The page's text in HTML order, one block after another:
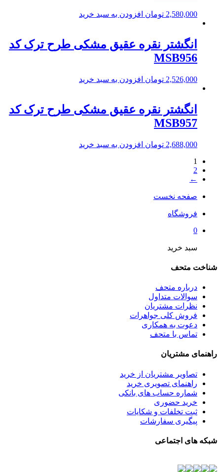
2,580,000 تومان افزودن به سبد خرید
انگشتر نقره عقیق مشکی طرح ترک کد
MSB956
2,526,000 تومان افزودن به سبد خرید
انگشتر نقره عقیق مشکی طرح ترک کد
MSB957
2,688,000 تومان افزودن به سبد خرید
1
2
←
صفحه نخست
فروشگاه
0
سبد خرید
شناخت متحف
درباره متحف
سوالات متداول
نظرات مشتریان
فروش کلی جواهرات
دعوت به همکاری
تماس با متحف
راهنمای مشتریان
تصاویر مشتریان از خرید
راهنمای تصویری خرید
شماره حساب های بانکی
خرید حضوری
ثبت تخلفات و شکایات
پیگیری سفارشات
شبکه های اجتماعی